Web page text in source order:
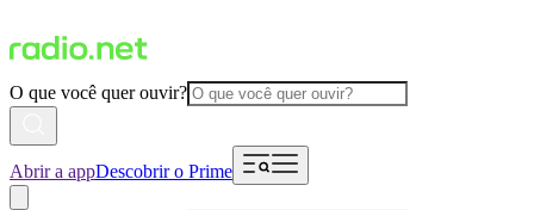
O que você quer ouvir?
Abrir a appDescobrir o Prime